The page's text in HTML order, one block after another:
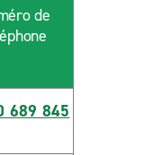
de
689 845